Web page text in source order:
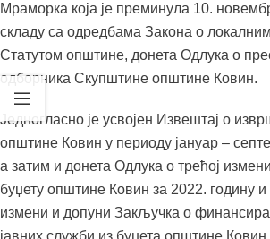
Мраморка која је преминула 10.
складу са одредбама Закона о
Статутом општине, донета Одлука о
одборника Скупштине општине Ковин.
Једногласно је усвојен Извештај о
општине Ковин у периоду јануар –
а затим и донета Одлука о трећој
буџету општине Ковин за 2022. годину
измени и допуни Закључка о